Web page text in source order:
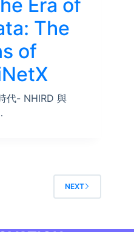
Era of
The
of
代- NHIRD 與
NEXT